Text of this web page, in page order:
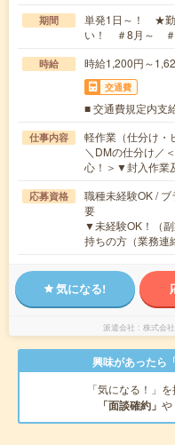
期間
単発1日～！ ★勤
い！ ＃8月～ ＃
時給 時給1,200円～
交通費
■ 交通費規定内支
仕事内容
軽作業（仕分け・
＼DMの仕分け／
心！＞▼封入作業
応募資格
職種未経験OK /
要
▼未経験OK！（
持ちの方（業務
気になる!
派遣会社 株式会
興味があったら
「気になる！」
「面談確約」 や